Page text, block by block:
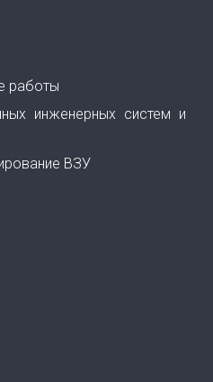
работы
инженерных систем и
ВЗУ